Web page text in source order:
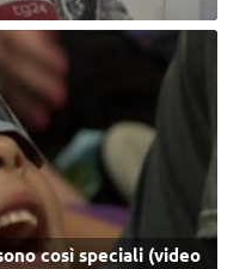
così speciali (video